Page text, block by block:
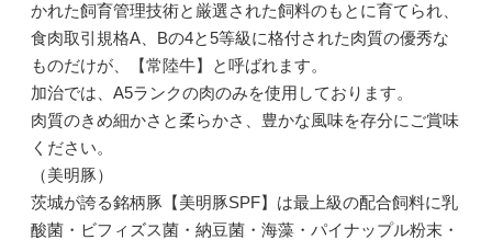
かれた飼育管理技術と厳選された飼料のもとに育てられ、
食肉取引規格A、Bの4と5等級に格付された肉質の優秀な
ものだけが、【常陸牛】と呼ばれます。
加治では、A5ランクの肉のみを使用しております。
肉質のきめ細かさと柔らかさ、豊かな風味を存分にご賞味
ください。
（美明豚）
茨城が誇る銘柄豚【美明豚SPF】は最上級の配合飼料に乳
酸菌・ビフィズス菌・納豆菌・海藻・パイナップル粉末・